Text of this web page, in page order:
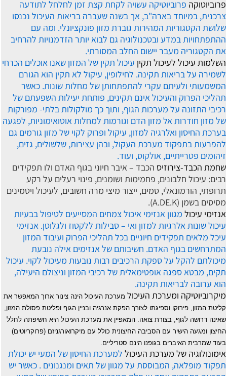
פרוביוטוקה פרוביוטיקה עשויה לקחת קצת זמן לחלחל לתודעה
צרכנית, במיוחד בארה"ב, אך בשנה שעברה בריאות העיכול נכנסו
שלושת הקטגוריות המהירות גוברת מזון פונקציונלי. ומה עם
ההתפתחויות במדע ובטכנולוגיה גם לבוא יותר הזדמנויות להרחיב
את הקטגוריה מעבר יישום החלב המסורתי.
השלמות עיכול לעיכול תקין עיכול תקין של המזון שאנו אוכלים הכרחי
לשמירה על בריאות תקינה. לחילופין, עיקול לא תקין הוא הגורם
המשמעותי ולעיתם עקרי להתפתחותן של מחלות שונות. כאשר
תהליכי הפרוק והעיכול אינם תקינים, פותחת יעילות השפעתם של
רכיבי התזונה על מערכות הגוף, ותוך כך מולקולות בלתי- מפורקות
של מזון חודרות אל מזון הדם וגורמות למחלות אוטואימוניות, לפגעה
בערכת החיסון ואלרגיה למזון, עיקול ופרוק לקוי של מזון גורמים גם
להפרעות בתפקוד מערכת העקול, ובהן עצירות, שלשולים, גזים,
זיהומים פטרייתיים, אולקוס, ועוד.
שחמת הכבד-צירוזיס הכבד – איבר חיוני בגוף האדם ולו תפקידים
רבים: עיכול חלבונים, פחמימות ושומנים, פינוי רעלים על רקע
תרופתי, הורמונאלי, סמים, ייצור מיצי מרה חשובים, לעיכול ויטמינים
מסיסים בשמן (A.DE.K).
אנזימי עיכול מגוון אנזימי איכול צמחים המסייעים לטיפול בבעיות
עיכול שונות אלרגיות למזון ואי – סבילות ללקטוז ולגלוטן. אנזימי
עיכל מלאים תפקידים חיוניים בכל תהליכי הפרוק ועיבוד המזון
המתרחשים בגוף האדם. חשיבותם של אנזימים אילה נובעת
מיכולתם להקל על ספקת הרכיבים רבות נובעות מעיכול לקוי. עיכול
תקים, מבטא ספגה אופטימאלית של רכיבי המזון וניצולם היעילה,
הוא ערובה לבריאות תקינה.
מיקרוביוטיקה ומערכת העיכול מערכת העיכול הינה צינור ארוך המאפשר את
קליטת המזון, פירוקו וספיגתו לצורך הפקת אנרגיה ובניין הגוף ופליטת פסולת המזון,
שאינה דרושה לגוף, בצורת צואה. המאפיין את מערכת העיכול היא חשיפתה לחלל
החיצון ומגעה הישיר עם הסביבה החיצונית כולל עם מיקרואורגניזם (פרוקריוטים)
בעוד שמרבית האיברים בגופנו הינם סטריליים.
אימונולוגיה של מערכת העיכול למערכת החיסון של המעי יש יכולת
תפקוד מופלאה, המבוססת על מגוון של תאים ומנגנונים . כאשר יש